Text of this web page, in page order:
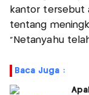
kantor tersebut
tentang
“Netanyahu
Baca Juga :